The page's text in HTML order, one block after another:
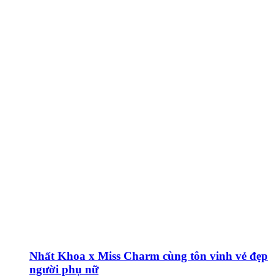
Nhất Khoa x Miss Charm cùng tôn vinh vẻ đẹp
người phụ nữ